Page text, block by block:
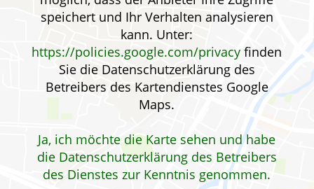
speichert und Ihr Verhalten analysieren
kann. Unter:
https://policies.google.com/privacy finden
Sie die Datenschutzerklärung des
Betreibers des Kartendienstes Google
Maps.
Ja, ich möchte die Karte sehen und habe
die Datenschutzerklärung des Betreibers
des Dienstes zur Kenntnis genommen.